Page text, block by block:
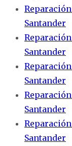
Santander
Santander
Santander
Santander
Santander